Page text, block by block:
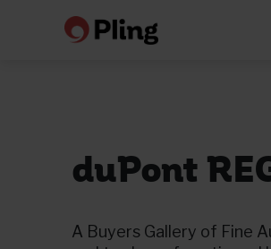
duPont
A Buyers Gallery of Fine